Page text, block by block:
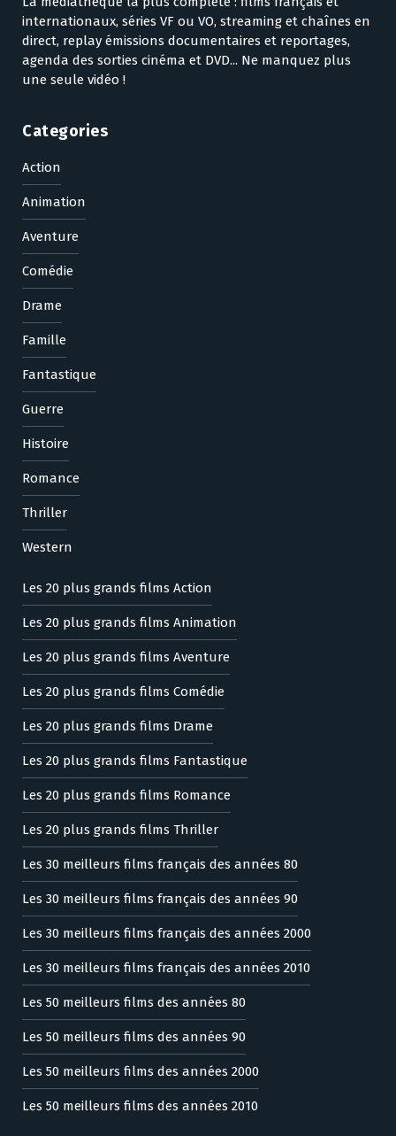
internationaux, séries VF ou VO, streaming et chaînes en
direct, replay émissions documentaires et reportages,
agenda des sorties cinéma et DVD... Ne manquez plus
une seule vidéo !
Categories
Action
Animation
Aventure
Comédie
Drame
Famille
Fantastique
Guerre
Histoire
Romance
Thriller
Western
Les 20 plus grands films Action
Les 20 plus grands films Animation
Les 20 plus grands films Aventure
Les 20 plus grands films Comédie
Les 20 plus grands films Drame
Les 20 plus grands films Fantastique
Les 20 plus grands films Romance
Les 20 plus grands films Thriller
Les 30 meilleurs films français des années 80
Les 30 meilleurs films français des années 90
Les 30 meilleurs films français des années 2000
Les 30 meilleurs films français des années 2010
Les 50 meilleurs films des années 80
Les 50 meilleurs films des années 90
Les 50 meilleurs films des années 2000
Les 50 meilleurs films des années 2010